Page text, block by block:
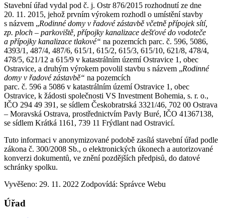
Stavební úřad vydal pod č. j. Ostr 876/2015 rozhodnutí ze dne
20. 11. 2015, jehož prvním výrokem rozhodl o umístění stavby
s názvem „Rodinné domy v řadové zástavbě včetně přípojek sítí,
zp. ploch – parkoviště, přípojky kanalizace dešťové do vodoteče
a přípojky kanalizace tlakové“ na pozemcích parc. č. 596, 5086,
4393/1, 487/4, 487/6, 615/1, 615/2, 615/3, 615/10, 621/8, 478/4,
478/5, 621/12 a 615/9 v katastrálním území Ostravice 1, obec
Ostravice, a druhým výrokem povolil stavbu s názvem „Rodinné
domy v řadové zástavbě“ na pozemcích
parc. č. 596 a 5086 v katastrálním území Ostravice 1, obec
Ostravice, k žádosti společnosti VS Investment Bohemia, s. r. o.,
IČO 294 49 391, se sídlem Českobratrská 3321/46, 702 00 Ostrava
– Moravská Ostrava, prostřednictvím Pavly Buré, IČO 41367138,
se sídlem Krátká 1161, 739 11 Frýdlant nad Ostravicí.
Tuto informaci v anonymizované podobě zasílá stavební úřad podle
zákona č. 300/2008 Sb., o elektronických úkonech a autorizované
konverzi dokumentů, ve znění pozdějších předpisů, do datové
schránky spolku.
Vyvěšeno: 29. 11. 2022 Zodpovídá: Správce Webu
Úřad